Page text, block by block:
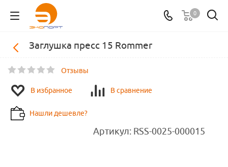
0
Заглушка пресс 15 Rommer
Отзывы
В избранное В сравнение
Нашли дешевле?
Артикул: RSS-0025-000015